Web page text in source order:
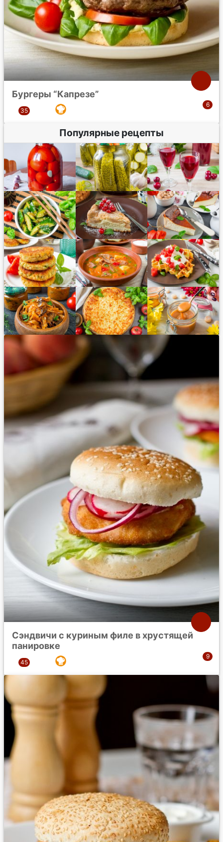
Бургеры “Капрезе”
Популярные рецепты
Сэндвичи с куриным филе в хрустящей
панировке